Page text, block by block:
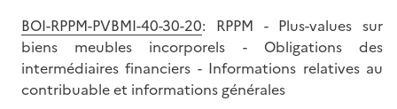
BOI-RPPM-PVBMI-40-30-20: RPPM - Plus-values sur
biens meubles incorporels - Obligations des
intermédiaires financiers - Informations relatives au
contribuable et informations générales